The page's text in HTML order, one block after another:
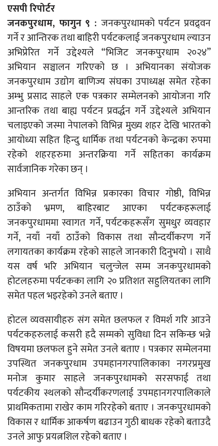
एसपी रिपोर्टर
जनकपुरधाम, फागुन ९ : जनकपुरधामको पर्यटन प्रवद्र्वन
गर्ने र आन्तिरक तथा बाहिरी पर्यटकलाई जनकपुरधाम ल्याउन
अभिप्रेरित गर्ने उद्देश्यले “भिजिट जनकपुरधाम २०२४”
अभियान सञ्चालन गरिएको छ । अभियानका संयोजक
जनकपुरधाम उद्योग बाणिज्य संघका उपाध्यक्ष समेत रहेका
अम्भु प्रसाद साहले एक पत्रकार सम्मेलनको आयोजना गरि
आन्तरिक तथा बाह्य पर्यटन प्रवर्द्धन गर्ने उद्देश्यले अभियान
चलाइएको जस्मा नेपालको विभिन्न मुख्य शहर देखि भारतको
आयोध्या सहित हिन्दु धार्मिक तथा पर्यटनको केन्द्रका रुपमा
रहेको शहरहरुमा अन्तरक्रिया गर्ने सहितका कार्यक्रम
सार्वजानिक गरेका छन् ।
अभियान अन्तर्गत विभिन्न प्रकारका विचार गोष्ठी, विभिन्न
ठाउँको भ्रमण, बाहिरबाट आएका पर्यटकहरूलाई
जनकपुरधाममा स्वागत गर्ने, पर्यटकहरूसँग सुमधुर व्यवहार
गर्ने, नयाँ नयाँ ठाउँको विकास तथा सौन्दर्यीकरण गर्ने
लगायतका कार्यक्रम रहेको साहले जानकारी दिनुभयो । साथै
यस वर्ष भरि अभियान चलुन्जेल सम्म जनकपुरधामको
होटलहरुमा पर्यटकका लागि २० प्रतिशत सहुलियतका लागि
समेत पहल भइरहेको उनले बताए ।
होटल व्यवसायीहरु संग समेत छलफल र विमर्श गरि आउने
पर्यटकहरुलाई कसरी हदै सम्मको सुविधा दिन सकिन्छ भन्ने
विषयमा छलफल हुने समेत उनले बताए । पत्रकार सम्मेलनमा
उपस्थित जनकपुरधाम उपमहानगरपालिकाका नगरप्रमुख
मनोज कुमार साहले जनकपुरधामको सरसफाई तथा
पर्यटकीय स्थलको सौन्दर्यीकरणलाई उपमहानगरपालिकाले
प्राथमिकतामा राखेर काम गरिरहेको बताए । जनकपुरधामको
विकास र धार्मिक आकर्षण बढाउन गुठी बाधक रहेको बताउदै
उनले आफु प्रयत्नशिल रहेको बताए ।